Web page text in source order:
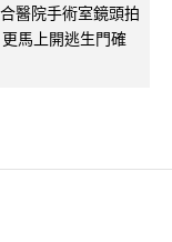
醫院手術室鏡頭拍
馬上開逃生門確